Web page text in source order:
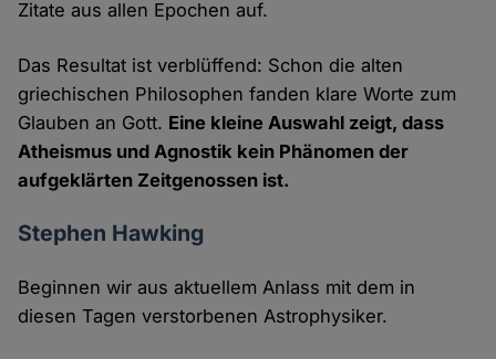
Zitate aus allen Epochen auf.
Das Resultat ist verblüffend: Schon die alten
griechischen Philosophen fanden klare Worte zum
Glauben an Gott. Eine kleine Auswahl zeigt, dass
Atheismus und Agnostik kein Phänomen der
aufgeklärten Zeitgenossen ist.
Stephen Hawking
Beginnen wir aus aktuellem Anlass mit dem in
diesen Tagen verstorbenen Astrophysiker.